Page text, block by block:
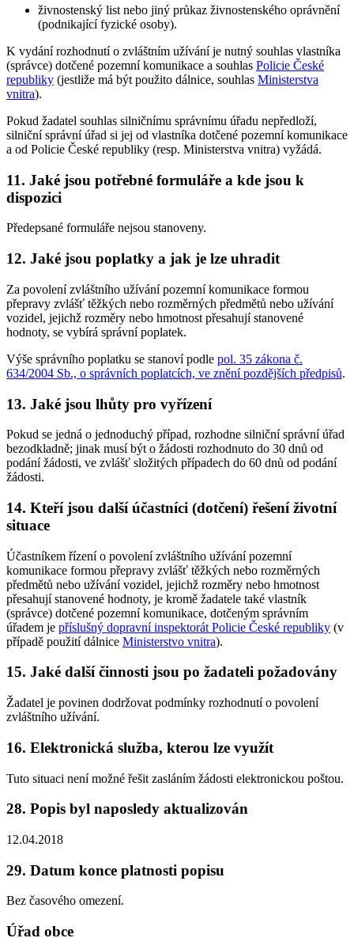
živnostenský list nebo jiný průkaz živnostenského oprávnění
(podnikající fyzické osoby).
K vydání rozhodnutí o zvláštním užívání je nutný souhlas vlastníka
(správce) dotčené pozemní komunikace a souhlas Policie České
republiky (jestliže má být použito dálnice, souhlas Ministerstva
vnitra).
Pokud žadatel souhlas silničnímu správnímu úřadu nepředloží,
silniční správní úřad si jej od vlastníka dotčené pozemní komunikace
a od Policie České republiky (resp. Ministerstva vnitra) vyžádá.
11. Jaké jsou potřebné formuláře a kde jsou k
dispozici
Předepsané formuláře nejsou stanoveny.
12. Jaké jsou poplatky a jak je lze uhradit
Za povolení zvláštního užívání pozemní komunikace formou
přepravy zvlášť těžkých nebo rozměrných předmětů nebo užívání
vozidel, jejichž rozměry nebo hmotnost přesahují stanovené
hodnoty, se vybírá správní poplatek.
Výše správního poplatku se stanoví podle pol. 35 zákona č.
634/2004 Sb., o správních poplatcích, ve znění pozdějších předpisů.
13. Jaké jsou lhůty pro vyřízení
Pokud se jedná o jednoduchý případ, rozhodne silniční správní úřad
bezodkladně; jinak musí být o žádosti rozhodnuto do 30 dnů od
podání žádosti, ve zvlášť složitých případech do 60 dnů od podání
žádosti.
14. Kteří jsou další účastníci (dotčení) řešení životní
situace
Účastníkem řízení o povolení zvláštního užívání pozemní
komunikace formou přepravy zvlášť těžkých nebo rozměrných
předmětů nebo užívání vozidel, jejichž rozměry nebo hmotnost
přesahují stanovené hodnoty, je kromě žadatele také vlastník
(správce) dotčené pozemní komunikace, dotčeným správním
úřadem je příslušný dopravní inspektorát Policie České republiky (v
případě použití dálnice Ministerstvo vnitra).
15. Jaké další činnosti jsou po žadateli požadovány
Žadatel je povinen dodržovat podmínky rozhodnutí o povolení
zvláštního užívání.
16. Elektronická služba, kterou lze využít
Tuto situaci není možné řešit zasláním žádosti elektronickou poštou.
28. Popis byl naposledy aktualizován
12.04.2018
29. Datum konce platnosti popisu
Bez časového omezení.
Úřad obce